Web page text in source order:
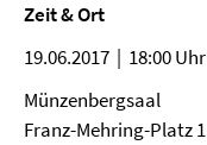
Zeit & Ort
19.06.2017 | 18:00 Uhr
Münzenbergsaal
Franz-Mehring-Platz 1